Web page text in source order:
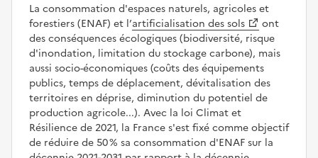
La consommation d'espaces naturels, agricoles et
forestiers (ENAF) et l’artificialisation des sols
ont
des conséquences écologiques (biodiversité, risque
d'inondation, limitation du stockage carbone), mais
aussi socio-économiques (coûts des équipements
publics, temps de déplacement, dévitalisation des
territoires en déprise, diminution du potentiel de
production agricole...). Avec la loi Climat et
Résilience de 2021, la France s'est fixé comme objectif
de réduire de 50 % sa consommation d'ENAF sur la